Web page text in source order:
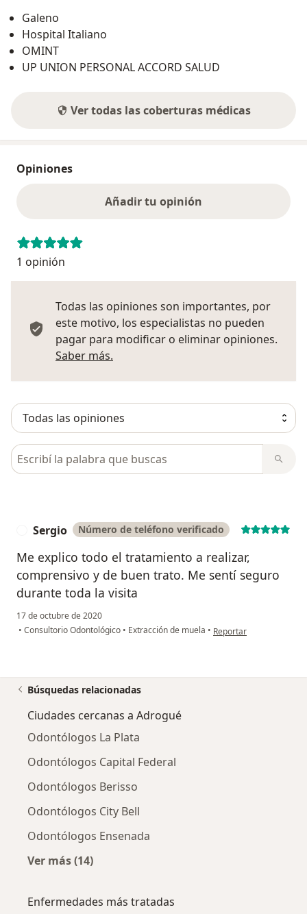
Galeno
Hospital Italiano
OMINT
UP UNION PERSONAL ACCORD SALUD
Ver todas las coberturas médicas
Opiniones
Añadir tu opinión
1 opinión
Todas las opiniones son importantes, por
este motivo, los especialistas no pueden
pagar para modificar o eliminar opiniones.
Saber más.
Busca en opiniones
Sergio Número de teléfono verificado
Me explico todo el tratamiento a realizar,
comprensivo y de buen trato. Me sentí seguro
durante toda la visita
17 de octubre de 2020
• Consultorio Odontológico • Extracción de muela • en opinión del usuario
Reportar
Búsquedas relacionadas
Ciudades cercanas a Adrogué
Odontólogos La Plata
Odontólogos Capital Federal
Odontólogos Berisso
Odontólogos City Bell
Odontólogos Ensenada
Ver más (14)
Enfermedades más tratadas